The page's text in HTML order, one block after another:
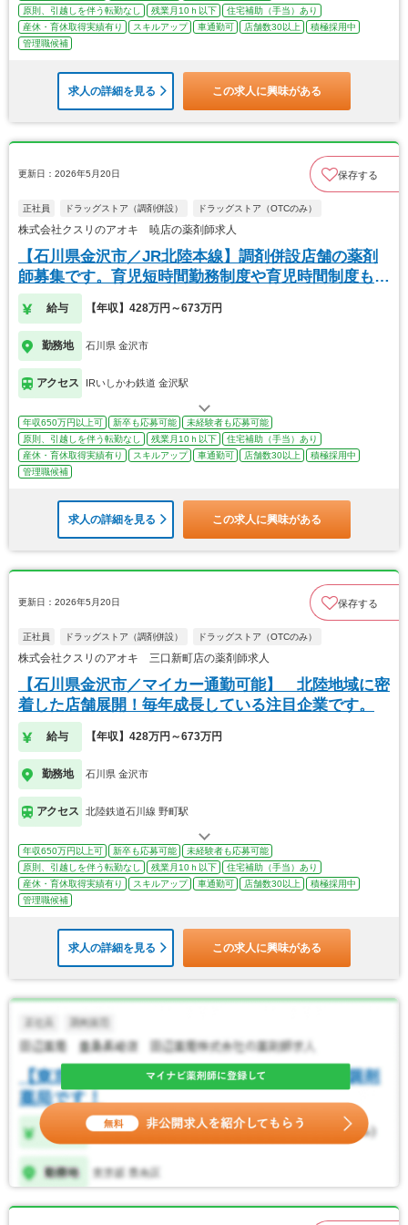
原則、引越しを伴う転勤なし
残業月10ｈ以下
住宅補助（手当）あり
産休・育休取得実績有り
スキルアップ 車通勤可 店舗数30以上
積極採用中
管理職候補
求人の詳細を見る この求人に興味がある
更新日：2026年5月20日 保存する
正社員 ドラッグストア（調剤併設） ドラッグストア（OTCのみ）
株式会社クスリのアオキ 暁店の薬剤師求人
【石川県金沢市／JR北陸本線】調剤併設店舗の薬剤
師募集です。育児短時間勤務制度や育児時間制度も導
入中
給与 【年収】428万円～673万円
勤務地 石川県 金沢市
アクセス IRいしかわ鉄道 金沢駅
年収650万円以上可 新卒も応募可能
未経験者も応募可能
原則、引越しを伴う転勤なし
残業月10ｈ以下
住宅補助（手当）あり
産休・育休取得実績有り
スキルアップ 車通勤可 店舗数30以上
積極採用中
管理職候補
求人の詳細を見る この求人に興味がある
更新日：2026年5月20日 保存する
正社員 ドラッグストア（調剤併設） ドラッグストア（OTCのみ）
株式会社クスリのアオキ 三口新町店の薬剤師求人
【石川県金沢市／マイカー通勤可能】 北陸地域に密
着した店舗展開！毎年成長している注目企業です。
給与 【年収】428万円～673万円
勤務地 石川県 金沢市
アクセス 北陸鉄道石川線 野町駅
年収650万円以上可 新卒も応募可能
未経験者も応募可能
原則、引越しを伴う転勤なし
残業月10ｈ以下
住宅補助（手当）あり
産休・育休取得実績有り
スキルアップ 車通勤可 店舗数30以上
積極採用中
管理職候補
求人の詳細を見る この求人に興味がある